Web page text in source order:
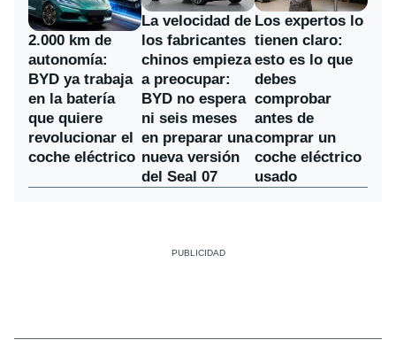
2.000 km de
autonomía:
BYD ya trabaja
en la batería
que quiere
revolucionar el
coche eléctrico
La velocidad de
los fabricantes
chinos empieza
a preocupar:
BYD no espera
ni seis meses
en preparar una
nueva versión
del Seal 07
Los expertos lo
tienen claro:
esto es lo que
debes
comprobar
antes de
comprar un
coche eléctrico
usado